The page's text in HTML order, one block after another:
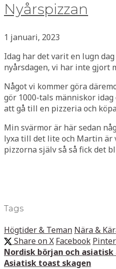
Nyårspizzan
1 januari, 2023
Idag har det varit en lugn
nyårsdagen, vi har inte gjort
Något vi kommer göra
gör 1000-tals människor
att gå till en pizzeria och
Min svärmor är här sedan
lyxa till det lite och Martin är
pizzorna själv så så fick det
Tags
Högtider & Teman Nära &
Share on X Facebook
Nordisk början och
Asiatisk toast skagen